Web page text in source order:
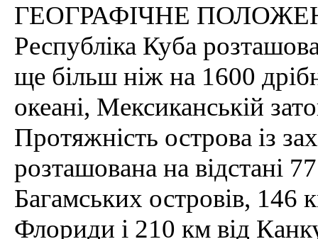
ГЕОГРАФІЧНЕ
Республіка Куба
ще більш ніж на 1600
океані, Мексиканській
Протяжність острова із
розташована на відстані
Багамських островів, 146
Флориди і 210 км від